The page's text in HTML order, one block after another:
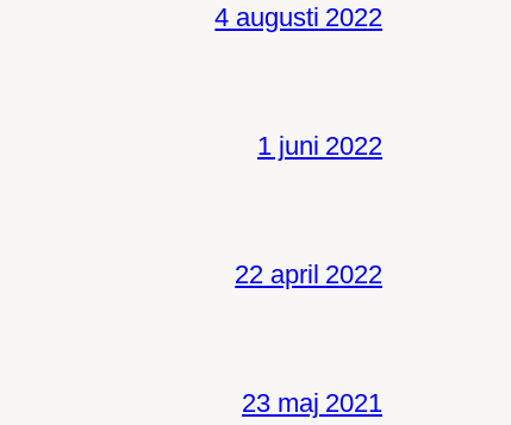
4 augusti 2022
1 juni 2022
22 april 2022
23 maj 2021